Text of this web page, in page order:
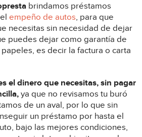
brindamos préstamos
empeño de autos, para que
necesitas sin necesidad de dejar
puedes dejar como garantía de
es decir la factura o carta
el dinero que necesitas, sin pagar
ya que no revisamos tu buró
de un aval, por lo que sin
un préstamo por hasta el
bajo las mejores condiciones,